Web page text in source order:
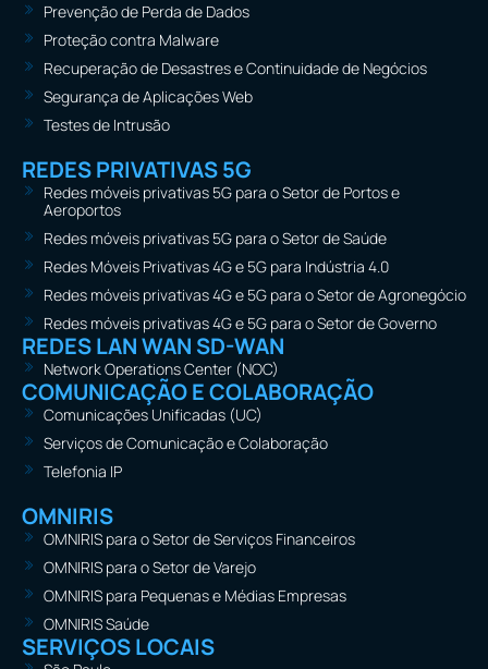
Prevenção de Perda de Dados
Proteção contra Malware
Recuperação de Desastres e Continuidade de Negócios
Segurança de Aplicações Web
Testes de Intrusão
REDES PRIVATIVAS 5G
Redes móveis privativas 5G para o Setor de Portos e
Aeroportos
Redes móveis privativas 5G para o Setor de Saúde
Redes Móveis Privativas 4G e 5G para Indústria 4.0
Redes móveis privativas 4G e 5G para o Setor de Agronegócio
Redes móveis privativas 4G e 5G para o Setor de Governo
REDES LAN WAN SD-WAN
Network Operations Center (NOC)
COMUNICAÇÃO E COLABORAÇÃO
Comunicações Unificadas (UC)
Serviços de Comunicação e Colaboração
Telefonia IP
OMNIRIS
OMNIRIS para o Setor de Serviços Financeiros
OMNIRIS para o Setor de Varejo
OMNIRIS para Pequenas e Médias Empresas
OMNIRIS Saúde
SERVIÇOS LOCAIS